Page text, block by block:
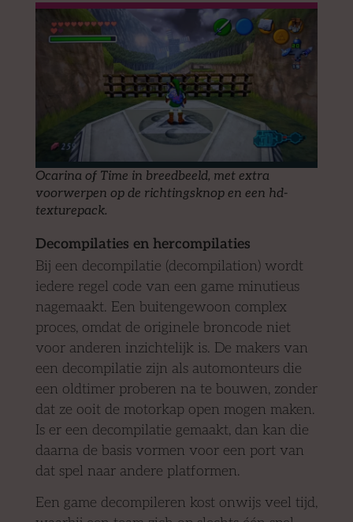
Ocarina of Time in breedbeeld, met extra
voorwerpen op de richtingsknop en een hd-
texturepack.
Decompilaties en hercompilaties
Bij een decompilatie (decompilation) wordt
iedere regel code van een game minutieus
nagemaakt. Een buitengewoon complex
proces, omdat de originele broncode niet
voor anderen inzichtelijk is. De makers van
een decompilatie zijn als automonteurs die
een oldtimer proberen na te bouwen, zonder
dat ze ooit de motorkap open mogen maken.
Is er een decompilatie gemaakt, dan kan die
daarna de basis vormen voor een port van
dat spel naar andere platformen.
Een game decompileren kost onwijs veel tijd,